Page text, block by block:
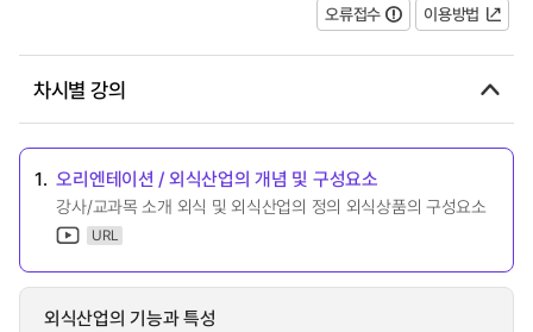
오류접수 이용방법
차시별 강의
1. 오리엔테이션 / 외식산업의 개념 및 구성요소
강사/교과목 소개 외식 및 외식산업의 정의 외식상품의 구성요소
URL
외식산업의 기능과 특성